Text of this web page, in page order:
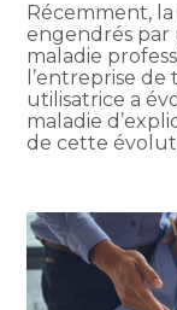
Récemment,
engendrés
maladie
l’entreprise
utilisatrice a
maladie
de cette